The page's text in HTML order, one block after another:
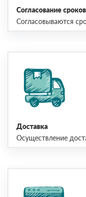
Согласование сроков
Согласовываются
Доставка
Осуществление